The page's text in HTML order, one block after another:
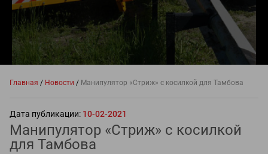
Главная / Новости / Манипулятор «Стриж» с косилкой для Тамбова
Манипулятор «Стриж» с косилкой
для Тамбова
Дата публикации: 10-02-2021